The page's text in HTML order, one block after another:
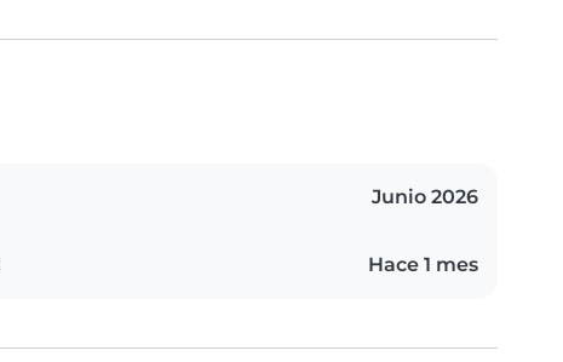
Junio 2026
Hace 1 mes